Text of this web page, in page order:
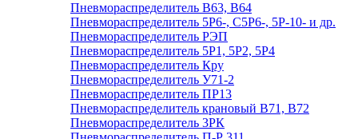
Пневмораспределитель В63, В64
Пневмораспределитель 5Р6-, С5Р6-, 5Р-10- и др.
Пневмораспределитель РЭП
Пневмораспределитель 5Р1, 5Р2, 5Р4
Пневмораспределитель Кру
Пневмораспределитель У71-2
Пневмораспределитель ПР13
Пневмораспределитель крановый В71, В72
Пневмораспределитель 3РК